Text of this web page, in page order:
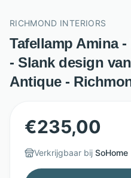
RICHMOND INTERIORS
Tafellamp Amina
- Slank design
Antique -
€235,00
Verkrijgbaar bij SoHome